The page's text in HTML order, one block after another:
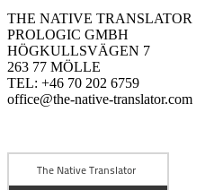
THE NATIVE TRANSLATOR
PROLOGIC GMBH
HÖGKULLSVÄGEN 7
263 77 MÖLLE
TEL: +46 70 202 6759
office@the-native-translator.com